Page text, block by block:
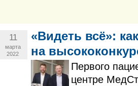
11
марта
2022
​​​​​​​«Видеть всё»:
на
​​​​​​​Первого
центре